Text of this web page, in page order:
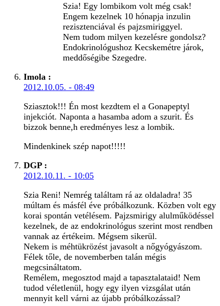
Szia! Egy lombikom volt még csak!
Engem kezelnek 10 hónapja inzulin
rezisztenciával és pajzsmiriggyel.
Nem tudom milyen kezelésre gondolsz?
Endokrinológushoz Kecskemétre járok,
meddőségibe Szegedre.
Imola :
2012.10.05. - 08:49
Sziasztok!!! Én most kezdtem el a Gonapeptyl
injekciót. Naponta a hasamba adom a szurit. És
bizzok benne,h eredményes lesz a lombik.
Mindenkinek szép napot!!!!!
DGP :
2012.10.11. - 10:05
Szia Reni! Nemrég találtam rá az oldaladra! 35
múltam és másfél éve próbálkozunk. Közben volt egy
korai spontán vetélésem. Pajzsmirigy alulműködéssel
kezelnek, de az endokrinológus szerint most rendben
vannak az értékeim. Mégsem sikerül.
Nekem is méhtükrözést javasolt a nőgyógyászom.
Félek tőle, de novemberben talán mégis
megcsináltatom.
Remélem, megosztod majd a tapasztalataid! Nem
tudod véletlenül, hogy egy ilyen vizsgálat után
mennyit kell várni az újabb próbálkozással?